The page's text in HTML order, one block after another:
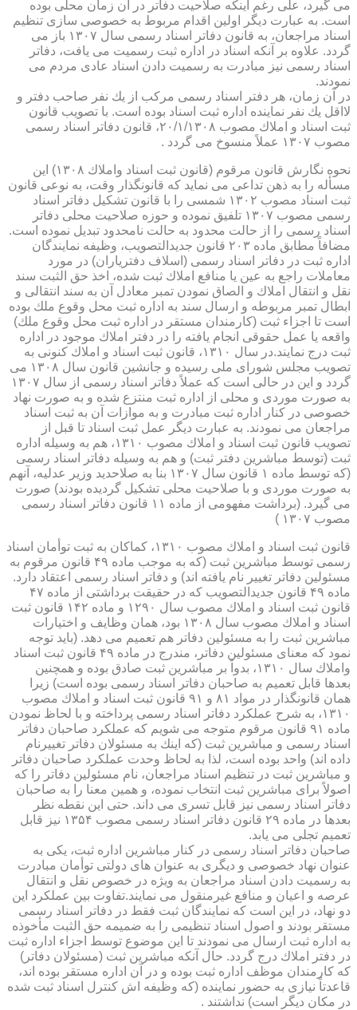
می گیرد، علی رغم اینكه صلاحیت دفاتر در آن زمان محلی بوده
است. به عبارت دیگر اولین اقدام مربوط به خصوصی سازی تنظیم
اسناد مراجعان، به قانون دفاتر اسناد رسمی سال ۱۳۰۷ باز می
گردد. علاوه بر آنكه اسناد در اداره ثبت رسمیت می یافت، دفاتر
اسناد رسمی نیز مبادرت به رسمیت دادن اسناد عادی مردم می
نمودند.
در آن زمان، هر دفتر اسناد رسمی مركب از یك نفر صاحب دفتر و
لااقل یك نفر نماینده اداره ثبت اسناد بوده است. با تصویب قانون
ثبت اسناد و املاك مصوب ۲۰/۱/۱۳۰۸، قانون دفاتر اسناد رسمی
مصوب ۱۳۰۷ عملاً منسوخ می گردد .
نحوه نگارش قانون مرقوم (قانون ثبت اسناد واملاك ۱۳۰۸) این
مسأله را به ذهن تداعی می نماید كه قانونگذار وقت، به نوعی قانون
ثبت اسناد مصوب ۱۳۰۲ شمسی را با قانون تشكیل دفاتر اسناد
رسمی مصوب ۱۳۰۷ تلفیق نموده و حوزه صلاحیت محلی دفاتر
اسناد رسمی را از حالت محدود به حالت نامحدود تبدیل نموده است.
مضافاً مطابق ماده ۲۰۳ قانون جدیدالتصویب، وظیفه نمایندگان
اداره ثبت در دفاتر اسناد رسمی (اسلاف دفتریاران) در مورد
معاملات راجع به عین یا منافع املاك ثبت شده، اخذ حق الثبت سند
نقل و انتقال املاك و الصاق نمودن تمبر معادل آن به سند انتقالی و
ابطال تمبر مربوطه و ارسال سند به اداره ثبت محل وقوع ملك بوده
است تا اجزاء ثبت (كارمندان مستقر در اداره ثبت محل وقوع ملك)
واقعه یا عمل حقوقی انجام یافته را در دفتر املاك موجود در اداره
ثبت درج نمایند.در سال ۱۳۱۰، قانون ثبت اسناد و املاك كنونی به
تصویب مجلس شورای ملی رسیده و جانشین قانون سال ۱۳۰۸ می
گردد و این در حالی است كه عملاً دفاتر اسناد رسمی از سال ۱۳۰۷
به صورت موردی و محلی از اداره ثبت منتزع شده و به صورت نهاد
خصوصی در كنار اداره ثبت مبادرت و به موازات آن به ثبت اسناد
مراجعان می نمودند. به عبارت دیگر عمل ثبت اسناد تا قبل از
تصویب قانون ثبت اسناد و املاك مصوب ۱۳۱۰، هم به وسیله اداره
ثبت (توسط مباشرین دفتر ثبت) و هم به وسیله دفاتر اسناد رسمی
(كه توسط ماده ۱ قانون سال ۱۳۰۷ بنا به صلاحدید وزیر عدلیه، آنهم
به صورت موردی و با صلاحیت محلی تشكیل گردیده بودند) صورت
می گیرد. (برداشت مفهومی از ماده ۱۱ قانون دفاتر اسناد رسمی
مصوب ۱۳۰۷ )
قانون ثبت اسناد و املاك مصوب ۱۳۱۰، كماكان به ثبت توأمان اسناد
رسمی توسط مباشرین ثبت (كه به موجب ماده ۴۹ قانون مرقوم به
مسئولین دفاتر تغییر نام یافته اند) و دفاتر اسناد رسمی اعتقاد دارد.
ماده ۴۹ قانون جدیدالتصویب كه در حقیقت برداشتی از ماده ۴۷
قانون ثبت اسناد و املاك مصوب سال ۱۲۹۰ و ماده ۱۴۲ قانون ثبت
اسناد و املاك مصوب سال ۱۳۰۸ بود، همان وظایف و اختیارات
مباشرین ثبت را به مسئولین دفاتر هم تعمیم می دهد. (باید توجه
نمود كه معنای مسئولین دفاتر، مندرج در ماده ۴۹ قانون ثبت اسناد
واملاك سال ۱۳۱۰، بدواً بر مباشرین ثبت صادق بوده و همچنین
بعدها قابل تعمیم به صاحبان دفاتر اسناد رسمی بوده است) زیرا
همان قانونگذار در مواد ۸۱ و ۹۱ قانون ثبت اسناد و املاك مصوب
۱۳۱۰، به شرح عملكرد دفاتر اسناد رسمی پرداخته و با لحاظ نمودن
ماده ۹۱ قانون مرقوم متوجه می شویم كه عملكرد صاحبان دفاتر
اسناد رسمی و مباشرین ثبت (كه اینك به مسئولان دفاتر تغییرنام
داده اند) واحد بوده است، لذا به لحاظ وحدت عملكرد صاحبان دفاتر
و مباشرین ثبت در تنظیم اسناد مراجعان، نام مسئولین دفاتر را كه
اصولاً برای مباشرین ثبت انتخاب نموده، و همین معنا را به صاحبان
دفاتر اسناد رسمی نیز قابل تسری می داند. حتی این نقطه نظر
بعدها در ماده ۲۹ قانون دفاتر اسناد رسمی مصوب ۱۳۵۴ نیز قابل
تعمیم تجلی می یابد.
صاحبان دفاتر اسناد رسمی در كنار مباشرین اداره ثبت، یكی به
عنوان نهاد خصوصی و دیگری به عنوان های دولتی توأمان مبادرت
به رسمیت دادن اسناد مراجعان به ویژه در خصوص نقل و انتقال
عرصه و اعیان و منافع غیرمنقول می نمایند.تفاوت بین عملكرد این
دو نهاد، در این است كه نمایندگان ثبت فقط در دفاتر اسناد رسمی
مستقر بودند و اصول اسناد تنظیمی را به ضمیمه حق الثبت مأخوذه
به اداره ثبت ارسال می نمودند تا این موضوع توسط اجزاء اداره ثبت
در دفتر املاك درج گردد. حال آنكه مباشرین ثبت (مسئولان دفاتر)
كه كارمندان موظف اداره ثبت بوده و در آن اداره مستقر بوده اند،
قاعدتاً نیازی به حضور نماینده (كه وظیفه اش كنترل اسناد ثبت شده
در مكان دیگر است) نداشتند .